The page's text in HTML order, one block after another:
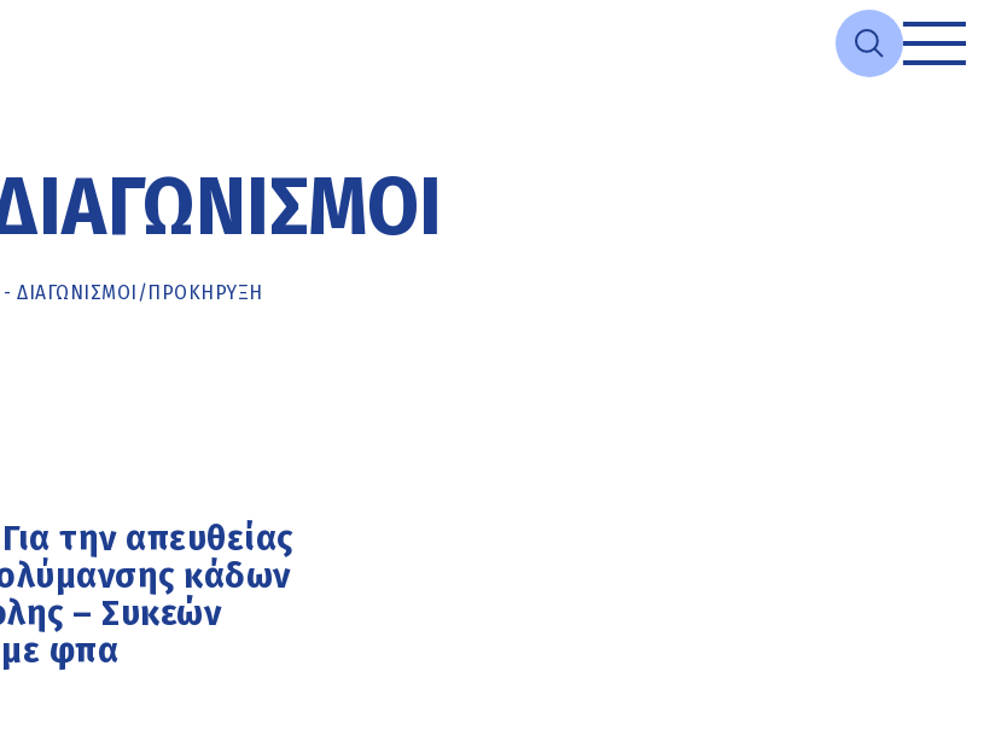
ΔΙΑΓΩΝΙΣΜΟΙ /ΠΡΟΚΉΡΥΞΗ
την απευθείας
κάδων
– Συκεών
φπα